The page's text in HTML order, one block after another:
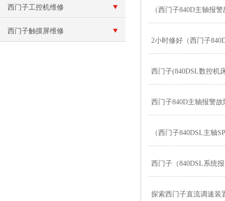
西门子工控机维修
西门子触摸屏维修
（西门子840D主轴报
2小时修好（西门子
西门子(840DSL数控机
西门子840D主轴报警
（西门子840DSL主轴
西门子（840DSL系统
探索西门子直流调速装